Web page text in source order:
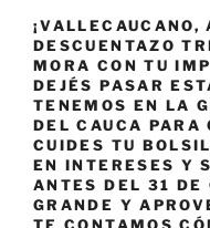
¡VALLECAUCANO,
DESCUENTAZO
MORA CON TU
DEJÉS PASAR
TENEMOS EN LA
DEL CAUCA PARA
CUIDES TU
EN INTERESES Y
ANTES DEL 31 DE
GRANDE Y